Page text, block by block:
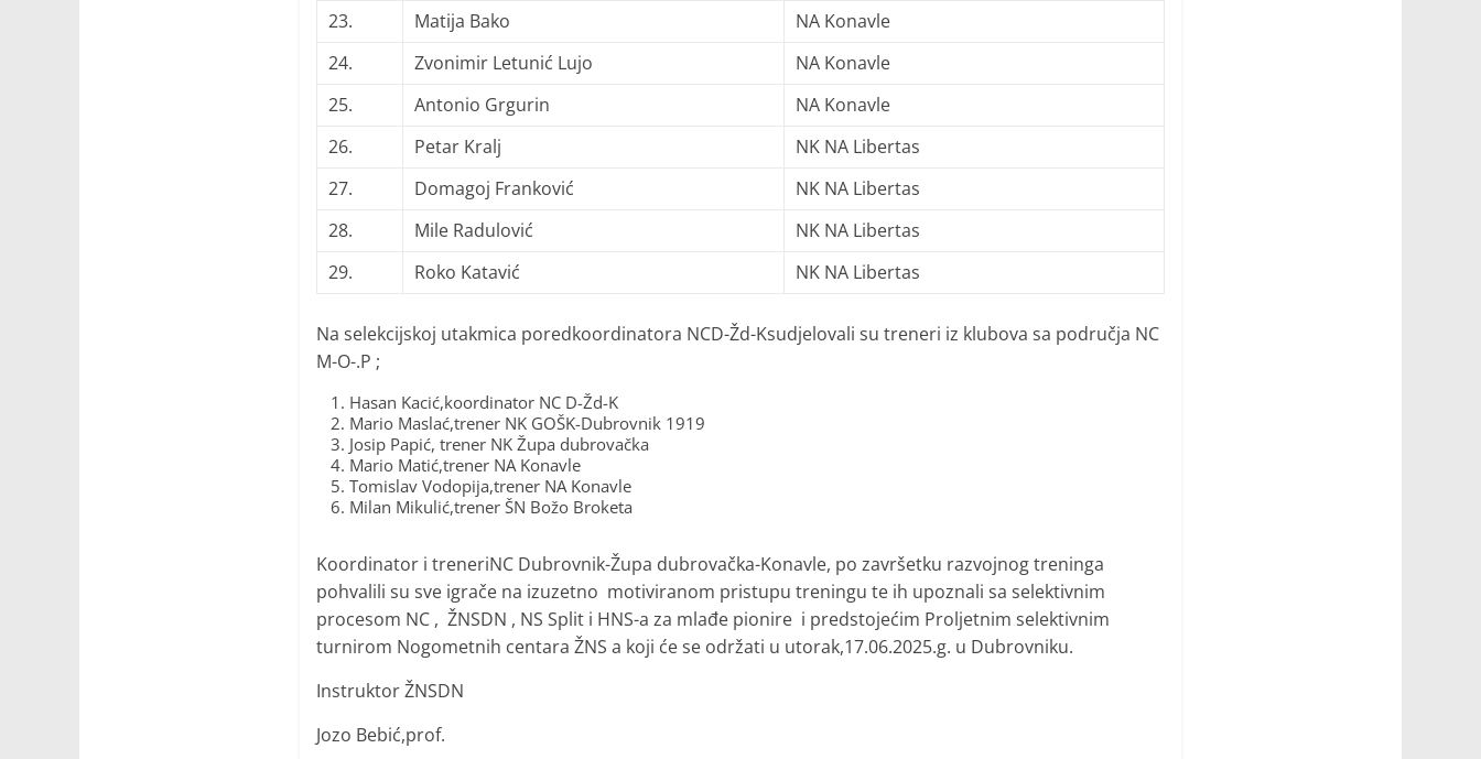
23.
Matija Bako
NA Konavle
24.
Zvonimir Letunić Lujo
NA Konavle
25.
Antonio Grgurin
NA Konavle
26.
Petar Kralj
NK NA Libertas
27.
Domagoj Franković
NK NA Libertas
28.
Mile Radulović
NK NA Libertas
29.
Roko Katavić NK NA Libertas
Na selekcijskoj utakmica poredkoordinatora NCD-Žd-Ksudjelovali su treneri iz klubova sa područja NC
M-O-.P ;
Hasan Kacić,koordinator NC D-Žd-K
Mario Maslać,trener NK GOŠK-Dubrovnik 1919
Josip Papić, trener NK Župa dubrovačka
Mario Matić,trener NA Konavle
Tomislav Vodopija,trener NA Konavle
Milan Mikulić,trener ŠN Božo Broketa
Koordinator i treneriNC Dubrovnik-Župa dubrovačka-Konavle, po završetku razvojnog treninga
pohvalili su sve igrače na izuzetno motiviranom pristupu treningu te ih upoznali sa selektivnim
procesom NC , ŽNSDN , NS Split i HNS-a za mlađe pionire i predstojećim Proljetnim selektivnim
turnirom Nogometnih centara ŽNS a koji će se održati u utorak,17.06.2025.g. u Dubrovniku.
Instruktor ŽNSDN
Jozo Bebić,prof.